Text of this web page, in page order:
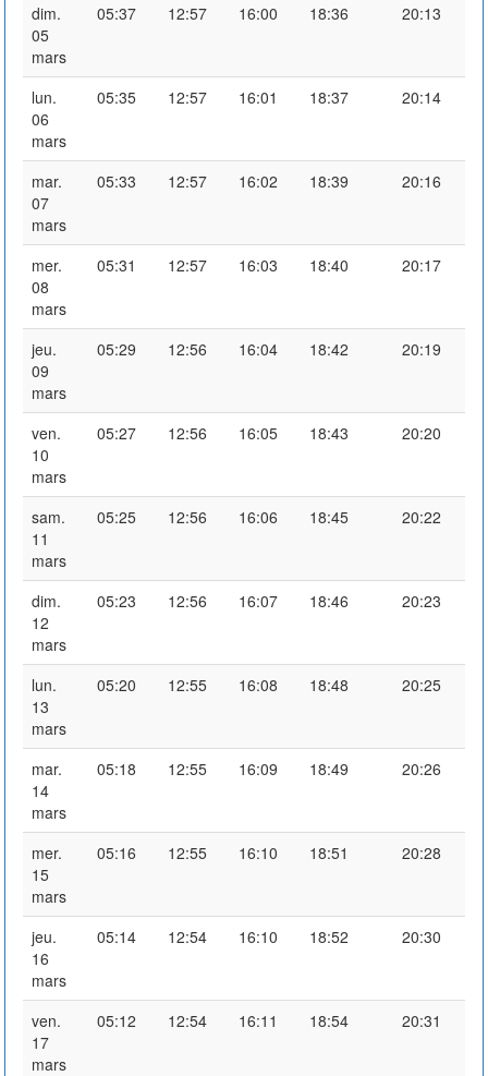
dim.
05
mars
05:37 12:57 16:00 18:36 20:13
lun.
06
mars
05:35 12:57 16:01 18:37 20:14
mar.
07
mars
05:33 12:57 16:02 18:39 20:16
mer.
08
mars
05:31 12:57 16:03 18:40 20:17
jeu.
09
mars
05:29 12:56 16:04 18:42 20:19
ven.
10
mars
05:27 12:56 16:05 18:43 20:20
sam.
11
mars
05:25 12:56 16:06 18:45 20:22
dim.
12
mars
05:23 12:56 16:07 18:46 20:23
lun.
13
mars
05:20 12:55 16:08 18:48 20:25
mar.
14
mars
05:18 12:55 16:09 18:49 20:26
mer.
15
mars
05:16 12:55 16:10 18:51 20:28
jeu.
16
mars
05:14 12:54 16:10 18:52 20:30
ven.
17
mars
05:12 12:54 16:11 18:54 20:31